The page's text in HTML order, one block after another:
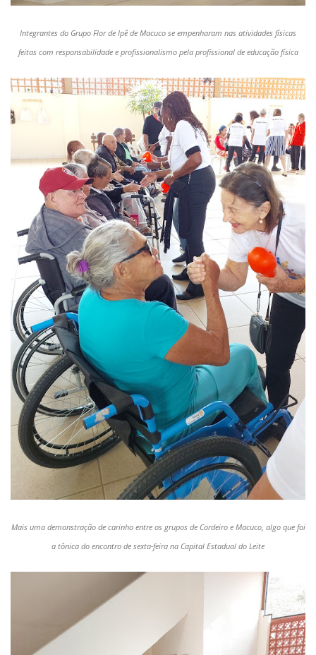
Integrantes do Grupo Flor de Ipê de Macuco se empenharam nas atividades físicas
feitas com responsabilidade e profissionalismo pela profissional de educação física
Mais uma demonstração de carinho entre os grupos de Cordeiro e Macuco, algo que foi
a tônica do encontro de sexta-feira na Capital Estadual do Leite